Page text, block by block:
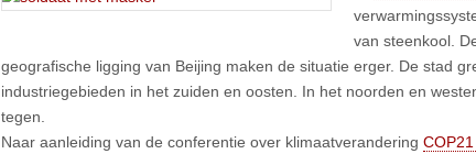
van steenkool.
geografische ligging van Beijing maken de situatie erger. De stad
industriegebieden in het zuiden en oosten. In het noorden en
tegen.
Naar aanleiding van de conferentie over klimaatverandering